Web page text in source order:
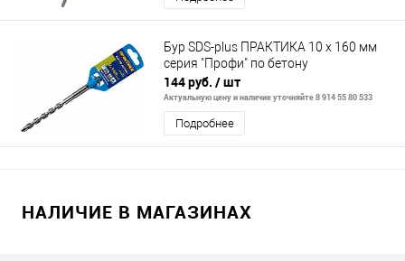
Бур SDS-plus ПРАКТИКА 10 х 160 мм
серия "Профи" по бетону
144 руб. / шт
Актуальную цену и наличие уточняйте 8 914 55 80 533
Подробнее
НАЛИЧИЕ В МАГАЗИНАХ